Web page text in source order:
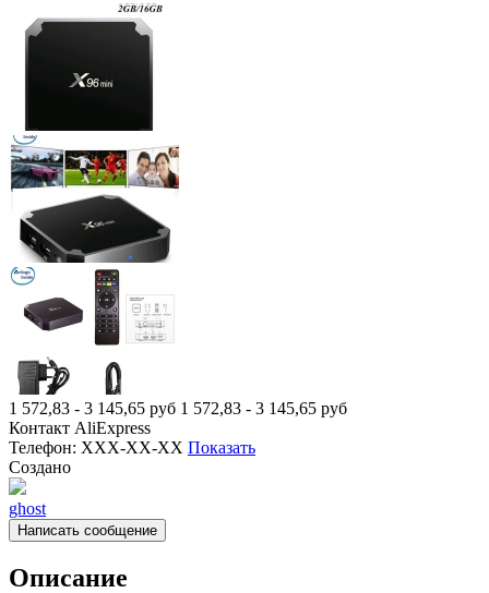
1 572,83 - 3 145,65 руб 1 572,83 - 3 145,65 руб
Контакт AliExpress
Телефон: XXX-XX-XX Показать
Создано
ghost
Написать сообщение
Описание